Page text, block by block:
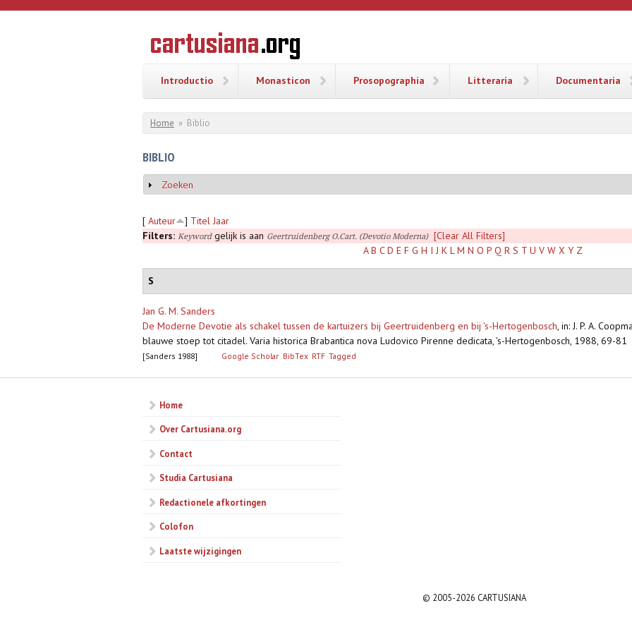
Overslaan en naar de inhoud gaan
CARTUSIANA
Geschiedenis
van de
Introductio Monasticon Prosopographia Litteraria Documentaria
U bent hier
Home » Biblio
BIBLIO
Weergeven
Zoeken
[ Auteur ] Titel Jaar
Filters: Keywordgelijk is aan Geertruidenberg O.Cart. (Devotio Moderna)
[Clear All Filters]
A B C D E F G H I J K L M N O P Q R S T U V W X Y Z
S
Jan G. M. Sanders
De Moderne Devotie als schakel tussen de kartuizers bij Geertruidenberg en bij 's-Hertogenbosch, in: J. P. A.
blauwe stoep tot citadel. Varia historica Brabantica nova Ludovico Pirenne dedicata, 's-Hertogenbosch, 1988, 69-81
[Sanders 1988] Google Scholar BibTex RTF Tagged
Home
Over Cartusiana.org
Contact
Studia Cartusiana
Redactionele afkortingen
Colofon
Laatste wijzigingen
© 2005-2026 CARTUSIANA